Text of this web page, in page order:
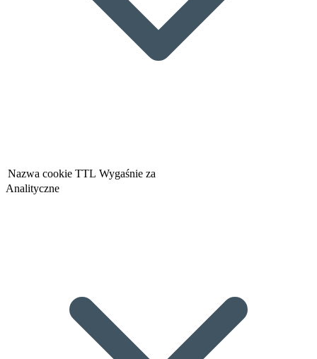
Nazwa cookie TTL Wygaśnie za
Analityczne